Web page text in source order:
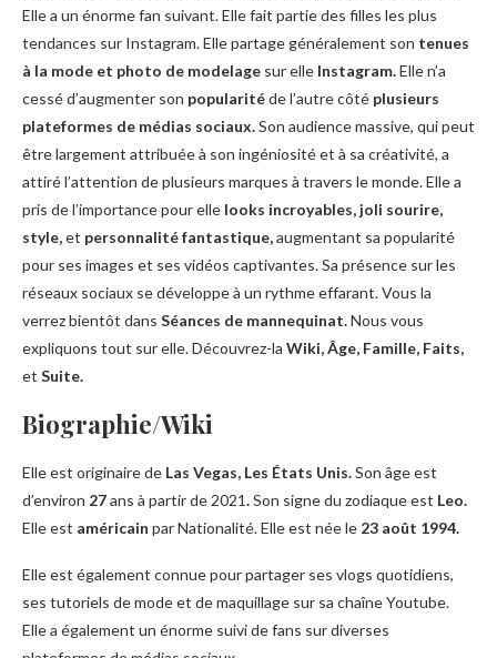
Elle a un énorme fan suivant. Elle fait partie des filles les plus
tendances sur Instagram. Elle partage généralement son tenues
à la mode et photo de modelage sur elle Instagram.Elle n’a
cessé d’augmenter son popularitéde l’autre côté plusieurs
plateformes de médias sociaux.Son audience massive, qui peut
être largement attribuée à son ingéniosité et à sa créativité, a
attiré l’attention de plusieurs marques à travers le monde. Elle a
pris de l’importance pour elle looks incroyables, joli sourire,
style,et personnalité fantastique,augmentant sa popularité
pour ses images et ses vidéos captivantes. Sa présence sur les
réseaux sociaux se développe à un rythme effarant. Vous la
verrez bientôt dans Séances de mannequinat.Nous vous
expliquons tout sur elle. Découvrez-la Wiki, Âge, Famille, Faits,
et Suite.
Biographie/Wiki
Elle est originaire de Las Vegas, Les États Unis.Son âge est
d’environ 27ans à partir de 2021.Son signe du zodiaque est Leo.
Elle est américain par Nationalité. Elle est née le 23 août 1994.
Elle est également connue pour partager ses vlogs quotidiens,
ses tutoriels de mode et de maquillage sur sa chaîne Youtube.
Elle a également un énorme suivi de fans sur diverses